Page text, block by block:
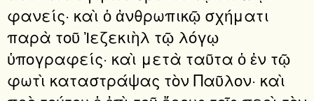
φανείς· καὶ ὁ ἀνθρωπικῷ σχήματι
παρὰ τοῦ Ἰεζεκιὴλ τῷ λόγῳ
ὑπογραφείς· καὶ μετὰ ταῦτα ὁ ἐν τῷ
φωτὶ καταστράψας τὸν Παῦλον· καὶ